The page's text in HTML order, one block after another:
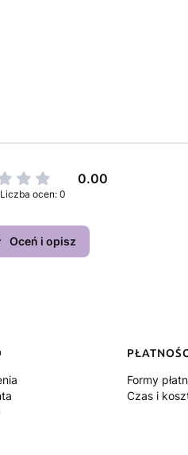
0.00
Liczba ocen: 0
Oceń i opisz
Formy
Czas i